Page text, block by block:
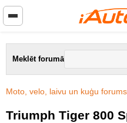
Meklēt forumā
Moto, velo, laivu un kuģu forums
Triumph Tiger 800